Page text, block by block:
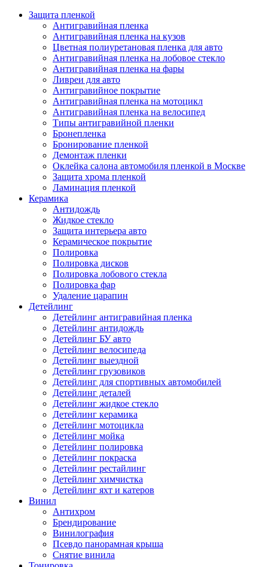
Защита пленкой
Антигравийная пленка
Антигравийная пленка на кузов
Цветная полиуретановая пленка для авто
Антигравийная пленка на лобовое стекло
Антигравийная пленка на фары
Ливреи для авто
Антигравийное покрытие
Антигравийная пленка на мотоцикл
Антигравийная пленка на велосипед
Типы антигравийной пленки
Бронепленка
Бронирование пленкой
Демонтаж пленки
Оклейка салона автомобиля пленкой в Москве
Защита хрома пленкой
Ламинация пленкой
Керамика
Антидождь
Жидкое стекло
Защита интерьера авто
Керамическое покрытие
Полировка
Полировка дисков
Полировка лобового стекла
Полировка фар
Удаление царапин
Детейлинг
Детейлинг антигравийная пленка
Детейлинг антидождь
Детейлинг БУ авто
Детейлинг велосипеда
Детейлинг выездной
Детейлинг грузовиков
Детейлинг для спортивных автомобилей
Детейлинг деталей
Детейлинг жидкое стекло
Детейлинг керамика
Детейлинг мотоцикла
Детейлинг мойка
Детейлинг полировка
Детейлинг покраска
Детейлинг рестайлинг
Детейлинг химчистка
Детейлинг яхт и катеров
Винил
Антихром
Брендирование
Винилография
Псевдо панорамная крыша
Снятие винила